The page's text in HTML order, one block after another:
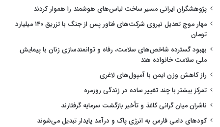
پژوهشگران ایرانی مسیر ساخت لباس‌های هوشمند را هموار کردند
مهار موج تعدیل نیروی شرکت‌های فناور پس از جنگ با تزریق ۱۴۰ میلیارد
تومان
بهبود گسترده شاخص‌های سلامت، رفاه و توانمندسازی زنان با پیمایش
ملی سلامت خانواده هند
راز کاهش وزن ایمن با آمپول‌های لاغری
تمرکز بیشتر با چند تغییر ساده در زندگی روزمره
ناشران میان گرانی کاغذ و تأخیر بازگشت سرمایه گرفتارند
کودهای دامی فارس به انرژی پاک و درآمد پایدار تبدیل می‌شوند